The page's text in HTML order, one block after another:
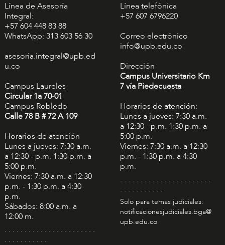
Línea de Asesoría
Integral:
+57 604 448 83 88
WhatsApp: 313 603 56 30
asesoria.integral@upb.ed
u.co
Campus Laureles
Circular 1a 70-01
Campus Robledo
Calle 78 B # 72 A 109
Horarios de atención
Lunes a jueves: 7:30 a.m.
a 12:30 - p.m. 1:30 p.m. a
5:00 p.m.
Viernes: 7:30 a.m. a 12:30
p.m. - 1:30 p.m. a 4:30
p.m.
Sábados: 8:00 a.m. a
12:00 m.
. . . . . . . . . . . . . . . . . . . . . . .
. . . . . . . . . . .
Línea telefónica
+57 607 6796220
Correo electrónico
info@upb.edu.co
Dirección
Campus Universitario Km
7 vía Piedecuesta
Horarios de atención:
Lunes a jueves: 7:30 a.m.
a 12:30 - p.m. 1:30 p.m. a
5:00 p.m.
Viernes: 7:30 a.m. a 12:30
p.m. - 1:30 p.m. a 4:30
p.m.
. . . . . . . . . . . . . . . . . . . . . . .
. . . . . . . . . . .
Solo para temas judiciales:
notificacionesjudiciales.bga@
upb.edu.co